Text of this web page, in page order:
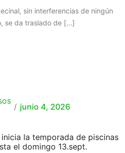
sin interferencias de ningún
se da traslado de [...]
/ junio 4, 2026
la temporada de piscinas
el domingo 13.sept.